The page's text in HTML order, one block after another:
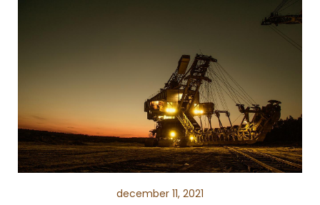
december 11, 2021